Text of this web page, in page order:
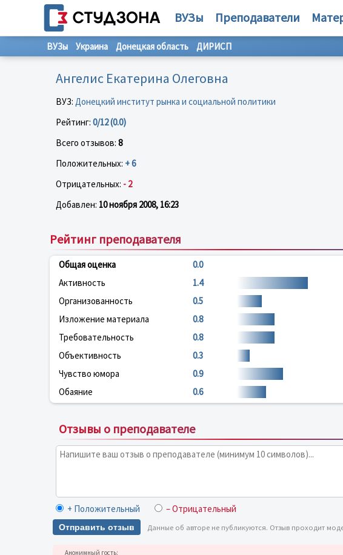
ВУЗы Преподаватели
ВУЗы Украина Донецкая область ДИРИСП
Ангелис Екатерина Олеговна
ВУЗ: Донецкий институт рынка и социальной политики
Рейтинг: 0/12 (0.0)
Всего отзывов: 8
Положительных: + 6
Отрицательных: - 2
Добавлен: 10 ноября 2008, 16:23
Рейтинг преподавателя
Общая оценка 0.0
Активность
1.4
Организованность
0.5
Изложение материала
0.8
Требовательность
0.8
Объективность
0.3
Чувство юмора
0.9
Обаяние
0.6
Отзывы о преподавателе
+ Положительный – Отрицательный
Отправить отзыв Данные об авторе не публикуются. Отзыв проходит